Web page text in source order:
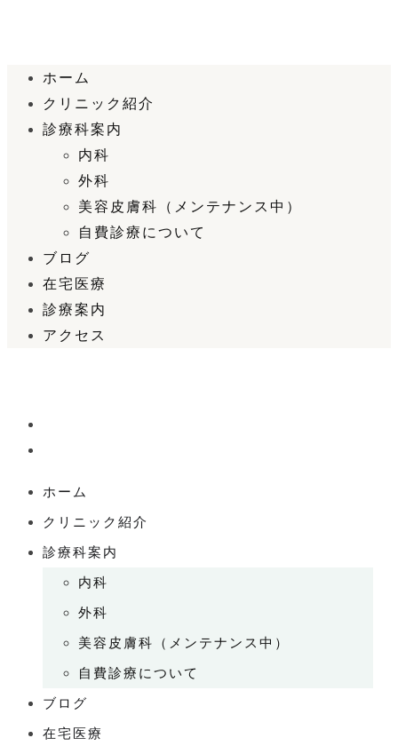
ホーム
クリニック紹介
診療科案内
内科
外科
美容皮膚科（メンテナンス中）
自費診療について
ブログ
在宅医療
診療案内
アクセス
ホーム
クリニック紹介
診療科案内
内科
外科
美容皮膚科（メンテナンス中）
自費診療について
ブログ
在宅医療